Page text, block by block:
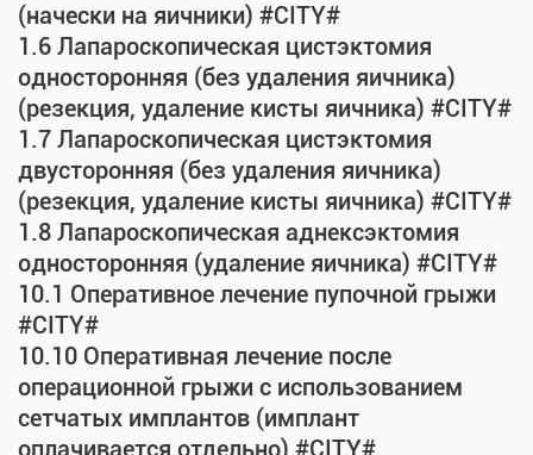
(начески на яичники) #CITY#
1.6 Лапароскопическая цистэктомия
односторонняя (без удаления яичника)
(резекция, удаление кисты яичника) #CITY#
1.7 Лапароскопическая цистэктомия
двусторонняя (без удаления яичника)
(резекция, удаление кисты яичника) #CITY#
1.8 Лапароскопическая аднексэктомия
односторонняя (удаление яичника) #CITY#
10.1 Оперативное лечение пупочной грыжи
#CITY#
10.10 Оперативная лечение после
операционной грыжи с использованием
сетчатых имплантов (имплант
оплачивается отдельно) #CITY#